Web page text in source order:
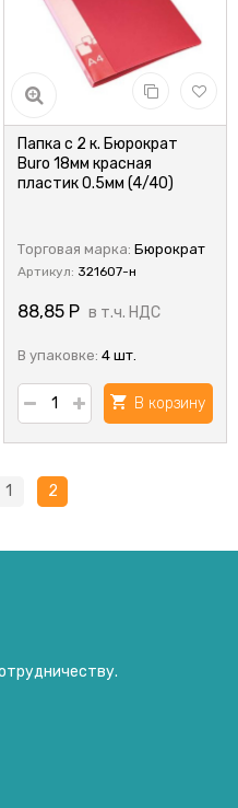
Папка с 2 к. Бюрократ
Buro 18мм красная
пластик 0.5мм (4/40)
Торговая марка: Бюрократ
Артикул: 321607-н
88,85 Р в т.ч. НДС
В упаковке: 4 шт.
В корзину
1 2